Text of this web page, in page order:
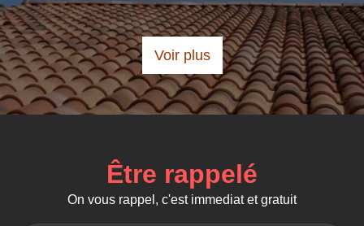
Voir plus
Être rappelé
On vous rappel, c'est immediat et gratuit